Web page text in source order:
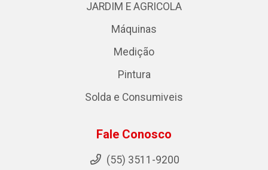
JARDIM E AGRICOLA
Máquinas
Medição
Pintura
Solda e Consumiveis
Fale Conosco
(55) 3511-9200